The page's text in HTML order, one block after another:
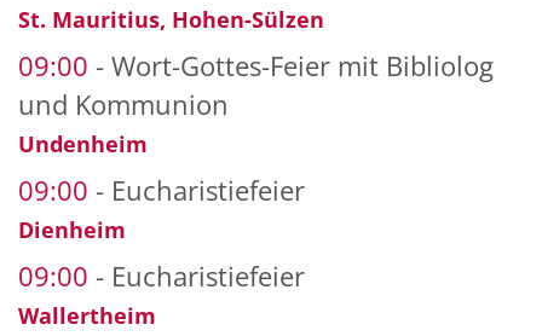
St. Mauritius, Hohen-Sülzen
09:00
Wort-Gottes-Feier mit Bibliolog
und Kommunion
Undenheim
09:00 Eucharistiefeier
Dienheim
09:00 Eucharistiefeier
Wallertheim